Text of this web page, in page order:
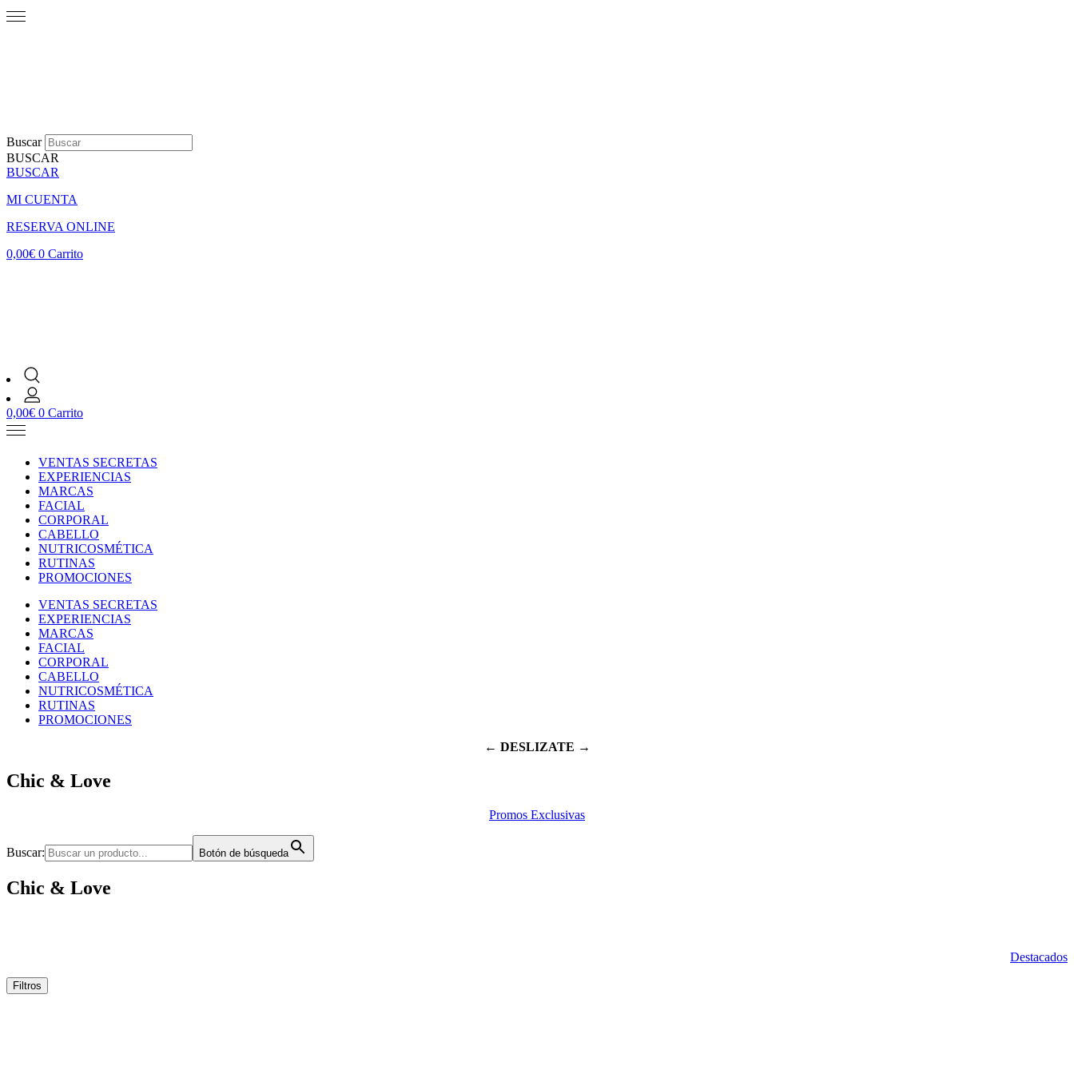
Buscar
BUSCAR
BUSCAR
MI CUENTA
RESERVA ONLINE
0,00€ 0 Carrito
0,00€ 0 Carrito
VENTAS SECRETAS
EXPERIENCIAS
MARCAS
FACIAL
CORPORAL
CABELLO
NUTRICOSMÉTICA
RUTINAS
PROMOCIONES
VENTAS SECRETAS
EXPERIENCIAS
MARCAS
FACIAL
CORPORAL
CABELLO
NUTRICOSMÉTICA
RUTINAS
PROMOCIONES
← DESLIZATE →
Chic & Love
Promos Exclusivas
Buscar: Botón de búsqueda
Chic & Love
Destacados
Filtros